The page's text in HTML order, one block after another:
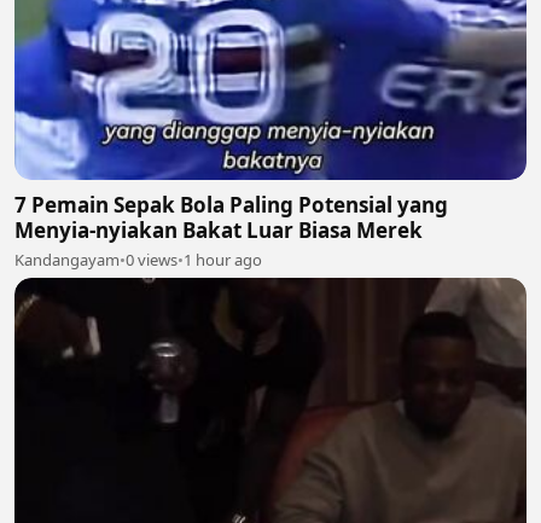
7 Pemain Sepak Bola Paling Potensial yang
Menyia-nyiakan Bakat Luar Biasa Merek
Kandangayam•0 views•1 hour ago